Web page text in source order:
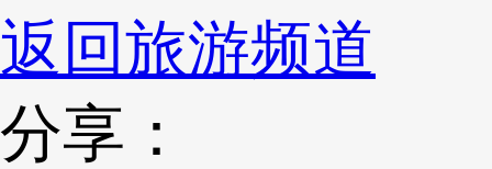
返回旅游频道
分享：